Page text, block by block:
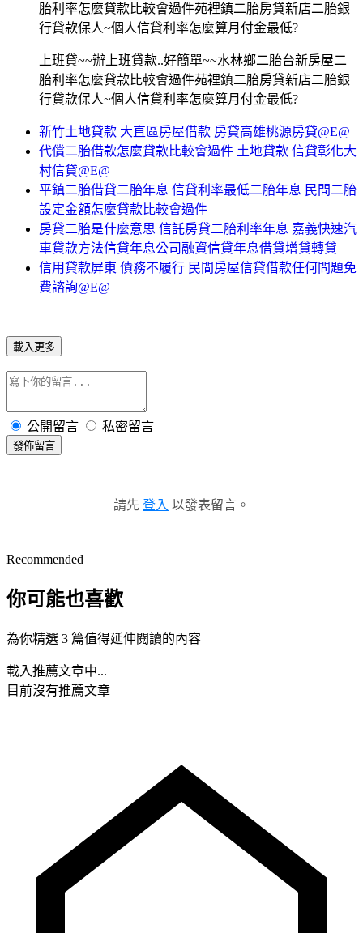
胎利率怎麼貸款比較會過件苑裡鎮二胎房貸新店二胎銀
行貸款保人~個人信貸利率怎麼算月付金最低?
上班貸~~辦上班貸款..好簡單~~水林鄉二胎台新房屋二
胎利率怎麼貸款比較會過件苑裡鎮二胎房貸新店二胎銀
行貸款保人~個人信貸利率怎麼算月付金最低?
新竹土地貸款 大直區房屋借款 房貸高雄桃源房貸@E@
代償二胎借款怎麼貸款比較會過件 土地貸款 信貸彰化大
村信貸@E@
平鎮二胎借貸二胎年息 信貸利率最低二胎年息 民間二胎
設定金額怎麼貸款比較會過件
房貸二胎是什麼意思 信託房貸二胎利率年息 嘉義快速汽
車貸款方法信貸年息公司融資信貸年息借貸增貸轉貸
信用貸款屏東 債務不履行 民間房屋信貸借款任何問題免
費諮詢@E@
載入更多
公開留言 私密留言
發佈留言
請先 登入 以發表留言。
Recommended
你可能也喜歡
為你精選 3 篇值得延伸閱讀的內容
載入推薦文章中...
目前沒有推薦文章